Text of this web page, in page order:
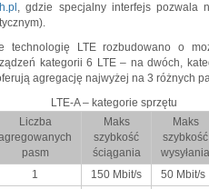
, gdzie specjalny interfejs pozwala
technologię LTE rozbudowano o
kategorii 6 LTE – na dwóch,
agregację najwyżej na 3 różnych
LTE-A – kategorie sprzętu
Liczba
pasm
Maks
szybkość
ściągania
Maks
szybkość
wysyłania
1 150 Mbit/s 50 Mbit/s